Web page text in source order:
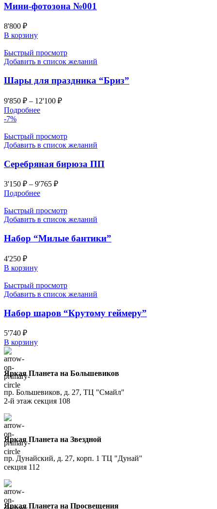
Мини-фотозона №001
8'800 ₽
В корзину
Быстрый просмотр
Добавить в список желаний
Шары для праздника “Бриз”
9'850 ₽ – 12'100 ₽
Подробнее
-7%
Быстрый просмотр
Добавить в список желаний
Серебряная бирюза ПП
3'150 ₽ – 9'765 ₽
Подробнее
Быстрый просмотр
Добавить в список желаний
Набор “Милые бантики”
4'250 ₽
В корзину
Быстрый просмотр
Добавить в список желаний
Набор шаров “Крутому геймеру”
5'740 ₽
В корзину
Яркая Планета на Большевиков
пр. Большевиков, д. 27, ТЦ "Смайл"
2-й этаж секция 108
Яркая Планета на Звездной
пр. Дунайский, д. 27, корп. 1 ТЦ "Дунай"
секция 112
Яркая Планета на Просвещения